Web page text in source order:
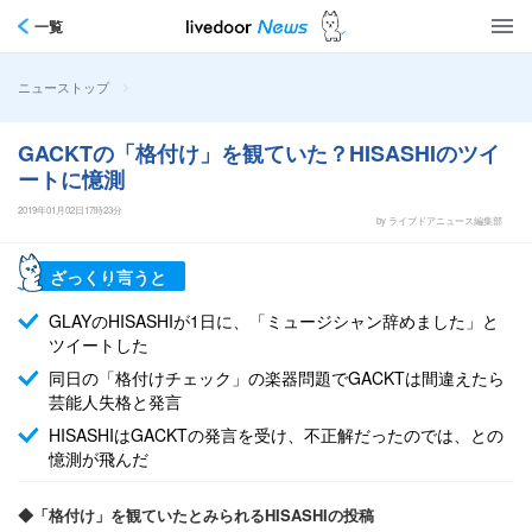
一覧
ニューストップ >
GACKTの「格付け」を観ていた？HISASHIのツイ
ートに憶測
2019年01月02日17時23分
by ライブドアニュース編集部
ざっくり言うと
GLAYのHISASHIが1日に、「ミュージシャン辞めました」と
ツイートした
同日の「格付けチェック」の楽器問題でGACKTは間違えたら
芸能人失格と発言
HISASHIはGACKTの発言を受け、不正解だったのでは、との
憶測が飛んだ
◆「格付け」を観ていたとみられるHISASHIの投稿